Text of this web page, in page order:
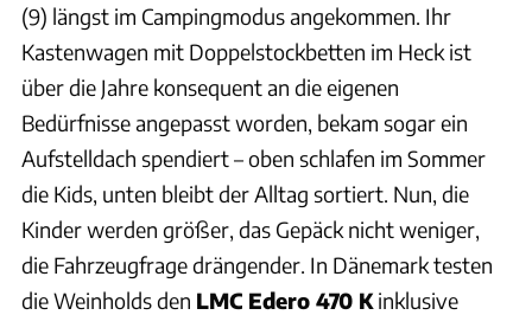
(9) längst im Campingmodus angekommen. Ihr
Kastenwagen mit Doppelstockbetten im Heck ist
über die Jahre konsequent an die eigenen
Bedürfnisse angepasst worden, bekam sogar ein
Aufstelldach spendiert – oben schlafen im Sommer
die Kids, unten bleibt der Alltag sortiert. Nun, die
Kinder werden größer, das Gepäck nicht weniger,
die Fahrzeugfrage drängender. In Dänemark testen
die Weinholds den LMC Edero 470 K inklusive